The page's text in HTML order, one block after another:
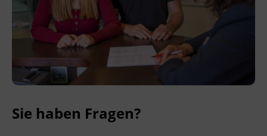
Ingenieurzertifizierung
BFI Reutte
BFI Schwaz
Sie haben Fragen?